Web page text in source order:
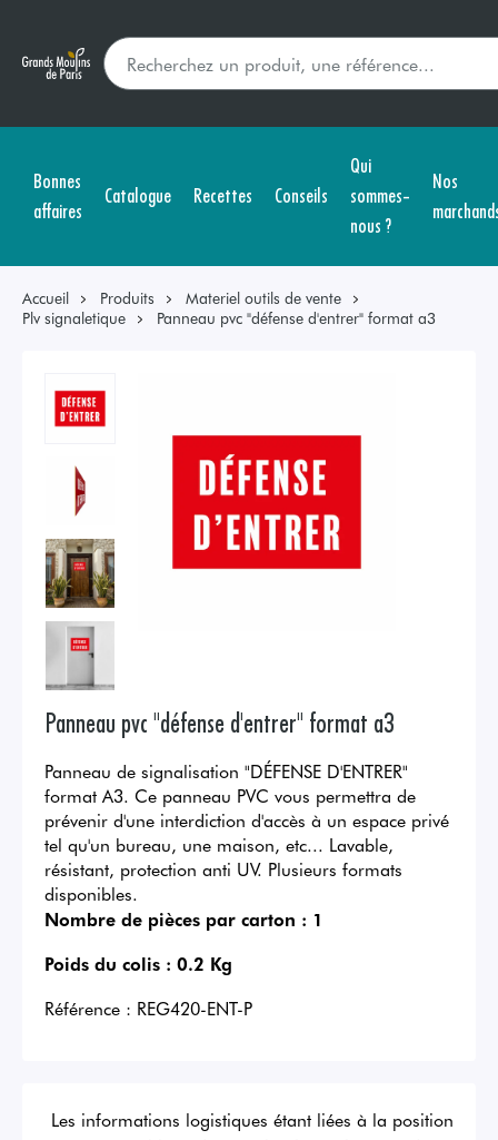
Bonnes
affaires
Catalogue Recettes Conseils
Qui
sommes-
nous ?
Nos
Accueil Produits
Materiel outils de vente
Plv signaletique
Panneau pvc "défense d'entrer" format a3
Panneau pvc "défense d'entrer" format a3
Panneau de signalisation "DÉFENSE D'ENTRER"
format A3. Ce panneau PVC vous permettra de
prévenir d'une interdiction d'accès à un espace privé
tel qu'un bureau, une maison, etc... Lavable,
résistant, protection anti UV. Plusieurs formats
disponibles.
Nombre de pièces par carton : 1
Poids du colis : 0.2 Kg
Référence : REG420-ENT-P
Les informations logistiques étant liées à la position